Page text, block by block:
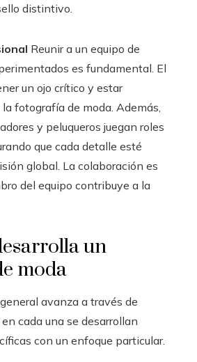
distintivo.
Reunir a un equipo de
es fundamental. El
un ojo crítico y estar
fotografía de moda. Además,
y peluqueros juegan roles
que cada detalle esté
global. La colaboración es
del equipo contribuye a la
un
moda
avanza a través de
cada una se desarrollan
con un enfoque particular.